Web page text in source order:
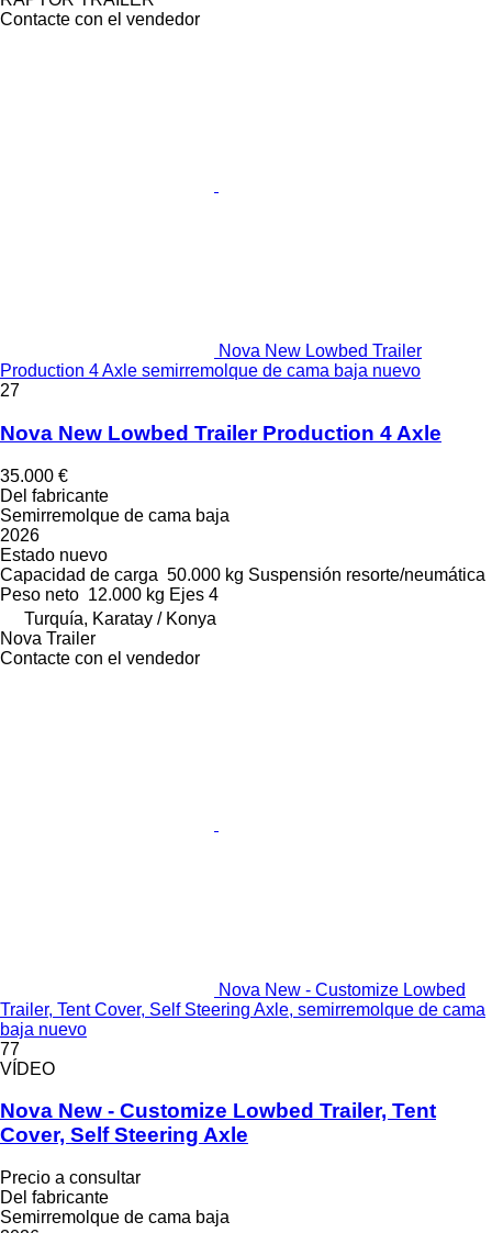
Contacte con el vendedor
Nova New Lowbed Trailer
Production 4 Axle semirremolque de cama baja nuevo
27
Nova New Lowbed Trailer Production 4 Axle
35.000 €
Del fabricante
Semirremolque de cama baja
2026
Estado nuevo
Capacidad de carga 50.000 kg Suspensión resorte/neumática
Peso neto 12.000 kg Ejes 4
Turquía, Karatay / Konya
Nova Trailer
Contacte con el vendedor
Nova New - Customize Lowbed
Trailer, Tent Cover, Self Steering Axle, semirremolque de cama
baja nuevo
77
VÍDEO
Nova New - Customize Lowbed Trailer, Tent
Cover, Self Steering Axle
Precio a consultar
Del fabricante
Semirremolque de cama baja